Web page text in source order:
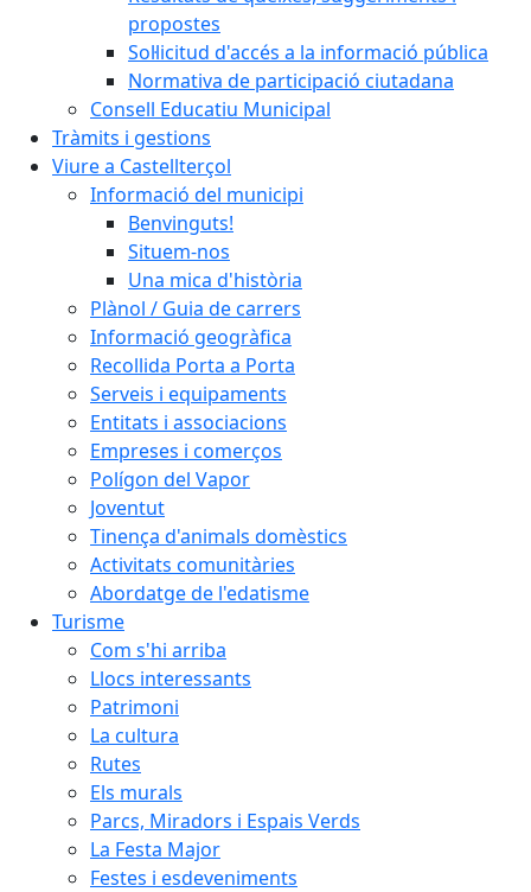
propostes
Sol·licitud d'accés a la informació pública
Normativa de participació ciutadana
Consell Educatiu Municipal
Tràmits i gestions
Viure a Castellterçol
Informació del municipi
Benvinguts!
Situem-nos
Una mica d'història
Plànol / Guia de carrers
Informació geogràfica
Recollida Porta a Porta
Serveis i equipaments
Entitats i associacions
Empreses i comerços
Polígon del Vapor
Joventut
Tinença d'animals domèstics
Activitats comunitàries
Abordatge de l'edatisme
Turisme
Com s'hi arriba
Llocs interessants
Patrimoni
La cultura
Rutes
Els murals
Parcs, Miradors i Espais Verds
La Festa Major
Festes i esdeveniments